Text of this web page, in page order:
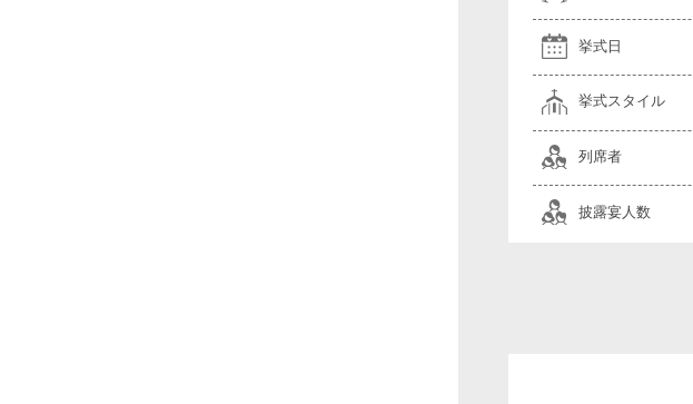
挙式日
挙式スタイル
列席者
披露宴人数